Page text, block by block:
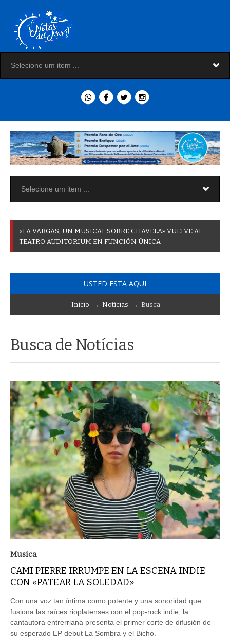
«LA VARGAS UN MUSICAL SOBRE CHAVELA» VUELVE AL
TEATRO AUDITORIUM EN FUNCIÓN ÚNICA
USTED ESTA AQUI
Início → Notícias → Busca
Busca de Notícias
Musica
CAMI PIERRE IRRUMPE EN LA ESCENA INDIE
CON «PATEAR LA SOLEDAD»
Con una voz tan íntima como potente y una sonoridad que
fusiona las raíces rioplatenses con el pop-rock indie, la
cantautora entrerriana presenta el primer corte de difusión de
su esperado EP debut La Sombra y el Bicho.